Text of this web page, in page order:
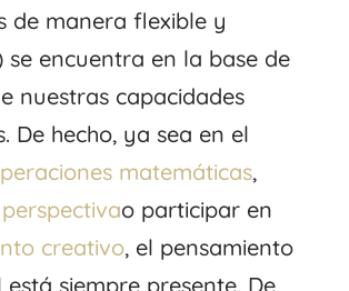
de manera flexible y
se encuentra en la base de
nuestras capacidades
De hecho, ya sea en el
matemáticas,
o participar en
creativo, el pensamiento
siempre presente. De